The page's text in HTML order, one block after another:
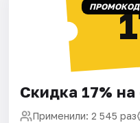
ПРОМОКОД
Скидка 17%
Применили: 2 545 раз